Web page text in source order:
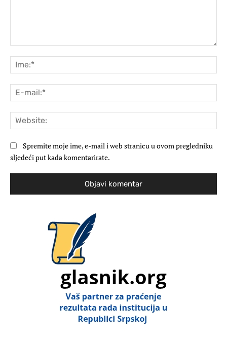
Spremite moje ime, e-mail i web stranicu u ovom pregledniku
sljedeći put kada komentarirate.